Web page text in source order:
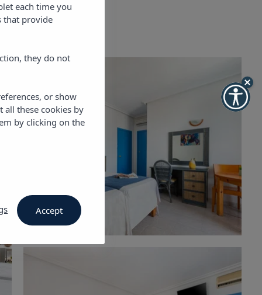
each time you
that provide
they do not
or show
all these cookies by
by clicking on the
Accept